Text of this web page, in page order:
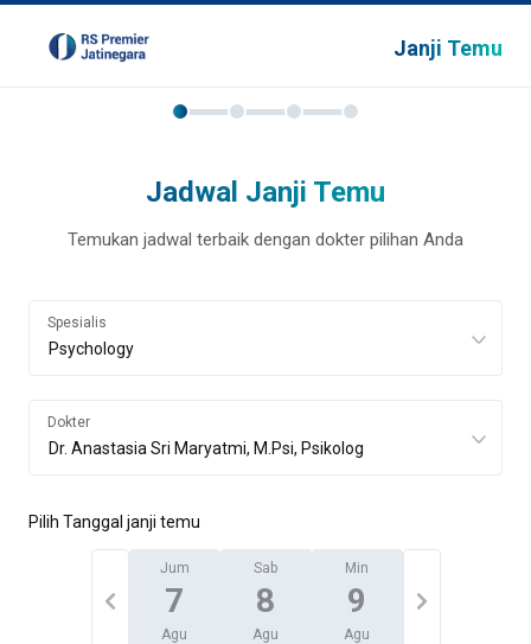
Janji Temu
Jadwal Janji Temu
Temukan jadwal terbaik dengan dokter pilihan Anda
Spesialis
Dokter
Pilih Tanggal janji temu
Jum
7
Agu
Sab
8
Agu
Min
9
Agu